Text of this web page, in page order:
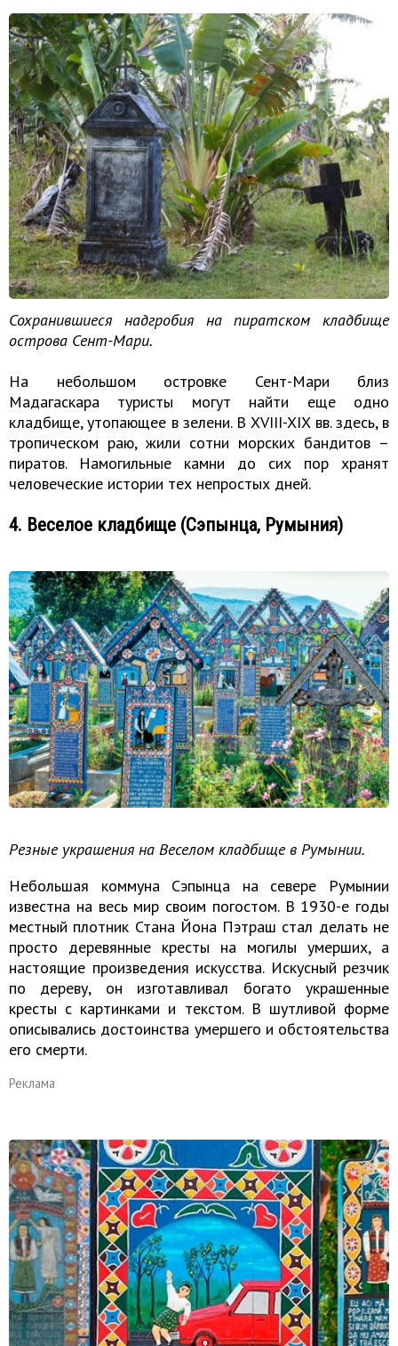
Сохранившиеся надгробия на пиратском кладбище
острова Сент-Мари.
На небольшом островке Сент-Мари близ
Мадагаскара туристы могут найти еще одно
кладбище, утопающее в зелени. В XVIII-XIX вв. здесь, в
тропическом раю, жили сотни морских бандитов –
пиратов. Намогильные камни до сих пор хранят
человеческие истории тех непростых дней.
4. Веселое кладбище (Сэпынца, Румыния)
Резные украшения на Веселом кладбище в Румынии.
Небольшая коммуна Сэпынца на севере Румынии
известна на весь мир своим погостом. В 1930-е годы
местный плотник Стана Йона Пэтраш стал делать не
просто деревянные кресты на могилы умерших, а
настоящие произведения искусства. Искусный резчик
по дереву, он изготавливал богато украшенные
кресты с картинками и текстом. В шутливой форме
описывались достоинства умершего и обстоятельства
его смерти.
Реклама